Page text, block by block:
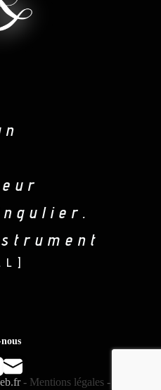
- Mentions légales -